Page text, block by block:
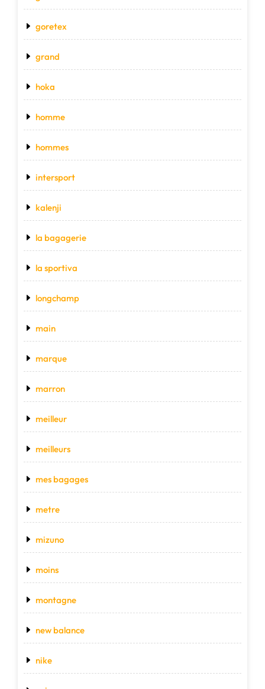
goretex
grand
hoka
homme
hommes
intersport
kalenji
la bagagerie
la sportiva
longchamp
main
marque
marron
meilleur
meilleurs
mes bagages
metre
mizuno
moins
montagne
new balance
nike